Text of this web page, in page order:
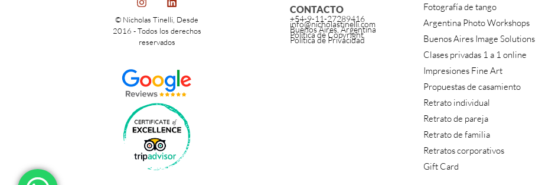
© Nicholas Tinelli, Desde
2016 - Todos los derechos
reservados
CONTACTO
+54-9-11-27289416
info@nicholastinelli.com
Buenos Aires, Argentina
Política de Copyright
Política de Privacidad
Fotografía de tango
Argentina Photo Workshops
Buenos Aires Image Solutions
Clases privadas 1 a 1 online
Impresiones Fine Art
Propuestas de casamiento
Retrato individual
Retrato de pareja
Retrato de familia
Retratos corporativos
Gift Card